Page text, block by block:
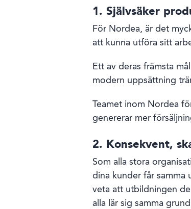
1. Självsäker
För Nordea, är det
att kunna utföra sitt
Ett av deras främsta
modern uppsättning
Teamet inom Nordea
genererar mer
2. Konsekvent,
Som alla stora
dina kunder får samma
veta att utbildningen
alla lär sig samma